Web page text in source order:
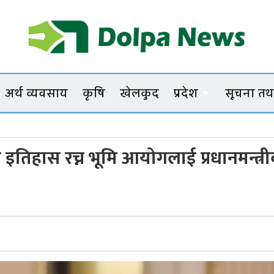
Dolpanews
अर्थ व्यवसाय कृषि खेलकुद प्रदेश सूचना
रच्न भूमि आयोगलाई